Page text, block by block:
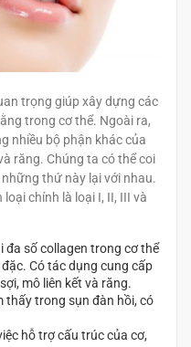
trọng giúp xây dựng các
trong cơ thể. Ngoài ra,
nhiều bộ phận khác của
răng. Chúng ta có thể coi
thứ này lại với nhau.
chính là loại I, II, III và
đa số collagen trong cơ thể
Có tác dụng cung cấp
mô liên kết và răng.
thấy trong sụn đàn hồi, có
hỗ trợ cấu trúc của cơ,